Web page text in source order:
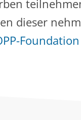
dieser
Foundation